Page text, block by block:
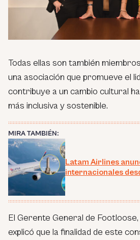
Todas ellas son también
una asociación que promueve el
contribuye a un cambio cultural
más inclusiva y sostenible.
MIRA TAMBIÉN:
Latam Airlines
internacionales
El Gerente General de
explicó que la finalidad de este